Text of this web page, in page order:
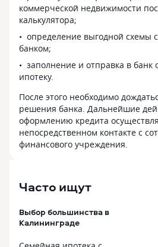
в серьёз это не восприняли.
Но я усердно предоставляла всё
просили. И вуаля через две
подписали договор. Сказать что
я в шоке ничего не сказать)
Мы с мужем два (в прошлом)
не Добросовестно относились к
одобрил Сбербанк
и до конца прошла сделка (это
шок). Были до сделки мелкие
препятствия, это справка по
банка, номер телефона
то не забывайте свой пароль
от приложения гос ключ (потому
в отделения Сбербанк). И думаю,
не мало важно, иметь, не плохой
первоначальный взнос (у нас он
коммерческой недвижимости
калькулятора;
определение выгодной схемы
банком;
заполнение и отправка в банк
ипотеку.
После этого необходимо
решения банка. Дальнейшие
оформлению кредита
непосредственном контакте с
финансового учреждения.
Часто ищут
Выбор большинства в
Калининграде